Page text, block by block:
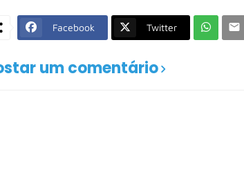
Facebook Twitter
um comentário